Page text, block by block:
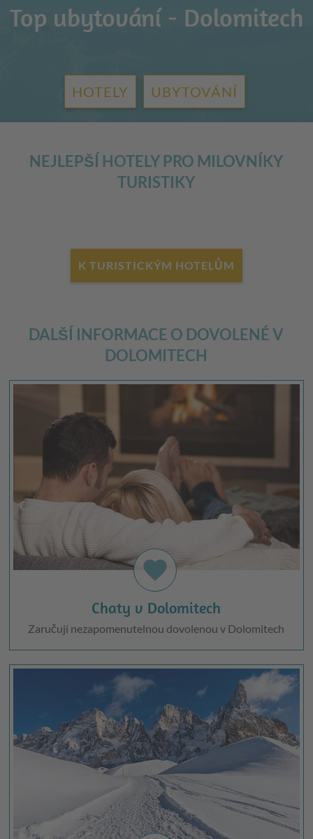
Top ubytování - Dolomitech
HOTELY UBYTOVÁNÍ
NEJLEPŠÍ HOTELY PRO MILOVNÍKY
TURISTIKY
K TURISTICKÝM HOTELŮM
DALŠÍ INFORMACE O DOVOLENÉ V
DOLOMITECH
favorite
Chaty v Dolomitech
Zaručují nezapomenutelnou dovolenou v Dolomitech